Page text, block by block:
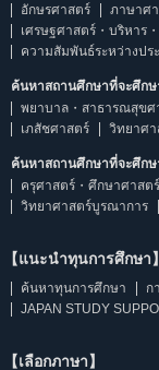
อักษรศาสตร์
ภาษาศ
เศรษฐศาสตร์・บริหาร
ความสัมพันธ์ระหว่างปร
ค้นหาสถานศึกษาที่จะศึก
พยาบาล・สาธารณสุขศ
เภสัชศาสตร์
วิทยาศา
ค้นหาสถานศึกษาที่จะศึก
ครุศาสตร์・ศึกษาศาสตร์
วิทยาศาสตร์บูรณาการ
【แนะนำทุนการศึกษา】
ค้นหาทุนการศึกษา
ก
JAPAN STUDY
【เลือกภาษา】